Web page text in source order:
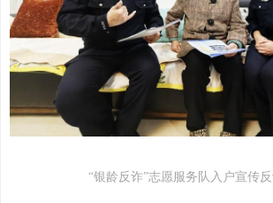
“银龄反诈”志愿服务队入户宣传